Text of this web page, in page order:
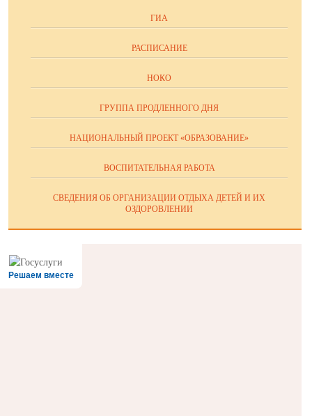
ГИА
РАСПИСАНИЕ
НОКО
ГРУППА ПРОДЛЕННОГО ДНЯ
НАЦИОНАЛЬНЫЙ ПРОЕКТ «ОБРАЗОВАНИЕ»
ВОСПИТАТЕЛЬНАЯ РАБОТА
СВЕДЕНИЯ ОБ ОРГАНИЗАЦИИ ОТДЫХА ДЕТЕЙ И ИХ
ОЗДОРОВЛЕНИИ
Решаем вместе